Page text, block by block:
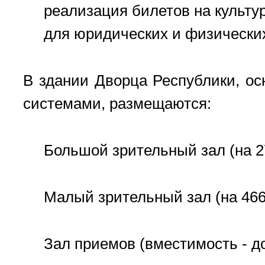
реализация билетов на
для юридических и
В здании Дворца Республики,
системами, размещаются:
Большой зрительный зал (на
Малый зрительный зал (на
Зал приемов (вместимость -